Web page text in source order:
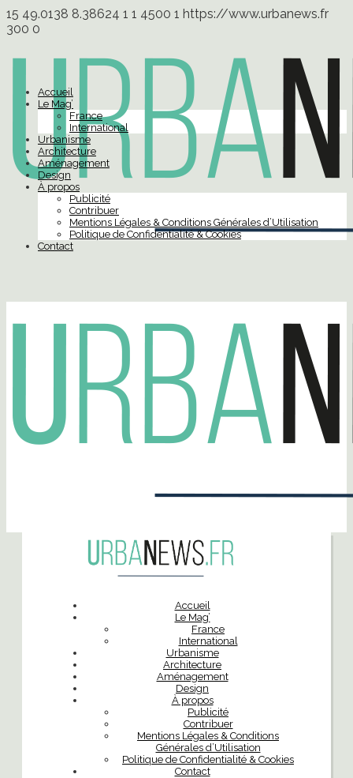
15 49.0138 8.38624 1 1 4500 1 https://www.urbanews.fr
300 0
Accueil
Le Mag’
France
International
Urbanisme
Architecture
Aménagement
Design
À propos
Publicité
Contribuer
Mentions Légales & Conditions Générales d’Utilisation
Politique de Confidentialité & Cookies
Contact
Accueil
Le Mag’
France
International
Urbanisme
Architecture
Aménagement
Design
À propos
Publicité
Contribuer
Mentions Légales & Conditions
Générales d’Utilisation
Politique de Confidentialité & Cookies
Contact